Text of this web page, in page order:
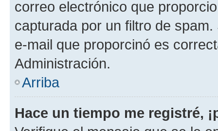
correo electrónico que
capturada por un filtro de
e-mail que proporcinó es
Administración.
Arriba
Hace un tiempo me registré,